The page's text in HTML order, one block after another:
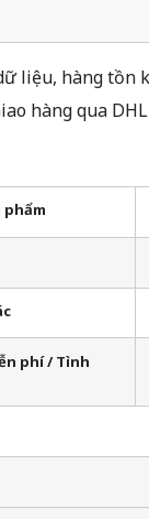
liệu, hàng tồn
hàng qua
phí / Tình